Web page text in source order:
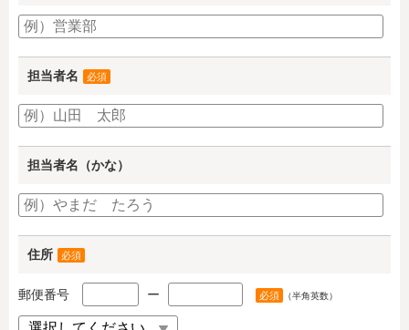
担当者名 必須
担当者名（かな）
住所 必須
郵便番号 ー 必須 （半角英数）